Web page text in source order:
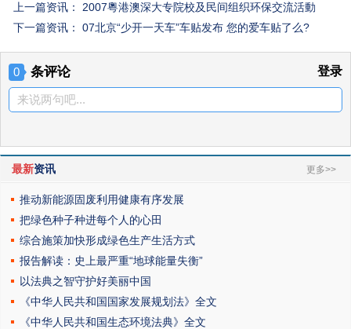
上一篇资讯： 2007粵港澳深大专院校及民间组织环保交流活動
下一篇资讯： 07北京“少开一天车”车贴发布 您的爱车贴了么?
0 条评论 登录
来说两句吧...
最新资讯 更多>>
推动新能源固废利用健康有序发展
把绿色种子种进每个人的心田
综合施策加快形成绿色生产生活方式
报告解读：史上最严重“地球能量失衡”
以法典之智守护好美丽中国
《中华人民共和国国家发展规划法》全文
《中华人民共和国生态环境法典》全文